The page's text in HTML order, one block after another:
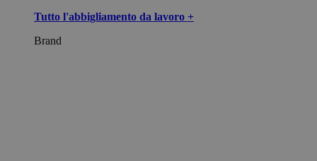
Tutto l'abbigliamento da lavoro +
Brand